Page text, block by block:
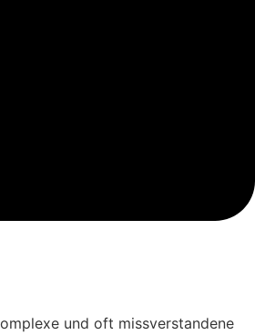
und oft missverstandene